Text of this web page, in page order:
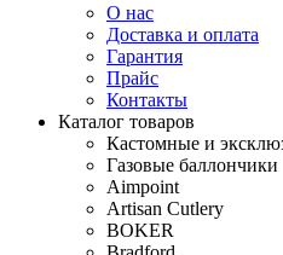
О нас
Доставка и оплата
Гарантия
Прайс
Контакты
Каталог товаров
Кастомные и
Газовые баллончики
Aimpoint
Artisan Cutlery
BOKER